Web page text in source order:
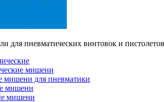
для пневматических винтовок и пистолетов
мишени
мишени для пневматики
мишени
мишени